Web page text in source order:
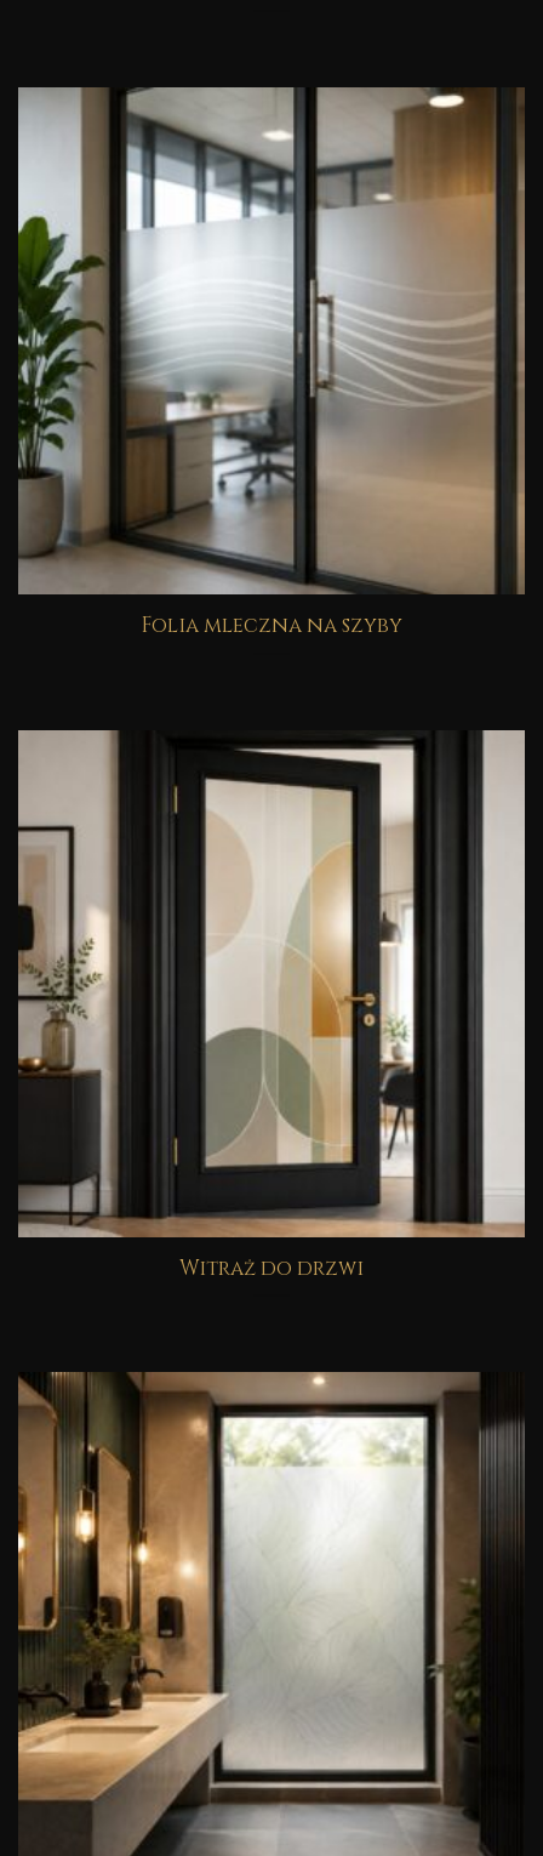
Folia mleczna na szyby
Witraż do drzwi